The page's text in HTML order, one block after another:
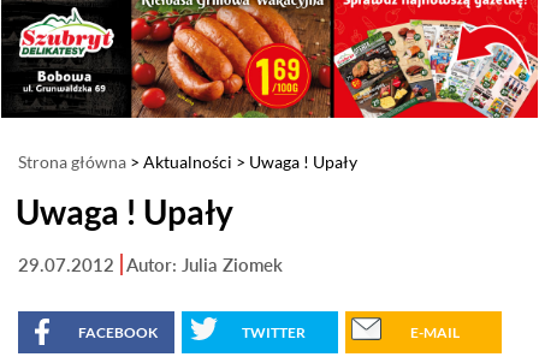
Strona główna > Aktualności > Uwaga ! Upały
Uwaga ! Upały
29.07.2012 Autor: Julia Ziomek
FACEBOOK TWITTER E-MAIL